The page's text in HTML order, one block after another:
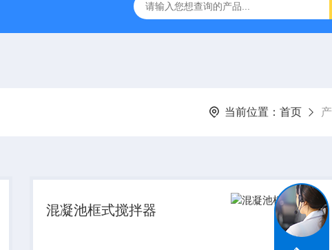
动刮泥机 伞型双曲面立式搅拌机 WNG5二沉池刮吸泥机原
当前位置： 首页
混凝池框式搅拌器